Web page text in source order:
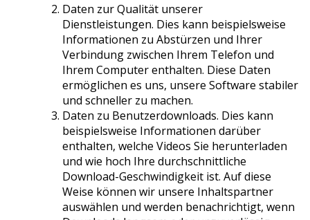
Daten zur Qualität unserer
Dienstleistungen. Dies kann beispielsweise
Informationen zu Abstürzen und Ihrer
Verbindung zwischen Ihrem Telefon und
Ihrem Computer enthalten. Diese Daten
ermöglichen es uns, unsere Software stabiler
und schneller zu machen.
Daten zu Benutzerdownloads. Dies kann
beispielsweise Informationen darüber
enthalten, welche Videos Sie herunterladen
und wie hoch Ihre durchschnittliche
Download-Geschwindigkeit ist. Auf diese
Weise können wir unsere Inhaltspartner
auswählen und werden benachrichtigt, wenn